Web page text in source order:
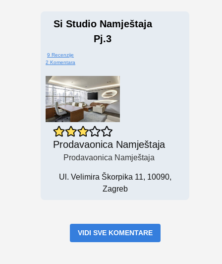
Si Studio Namještaja
Pj.3
9 Recenzije
2 Komentara
Prodavaonica Namještaja
Prodavaonica Namještaja
Ul. Velimira Škorpika 11, 10090,
Zagreb
VIDI SVE KOMENTARE